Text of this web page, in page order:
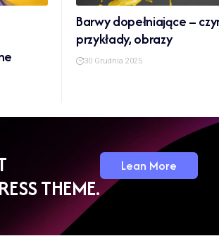
Barwy dopełniające –
przykłady, obrazy
30 Grudnia 2025
THEME.
Lean More